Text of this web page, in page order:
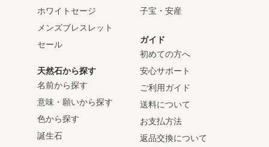
ホワイトセージ
メンズブレスレット
セール
子宝・安産
天然石から探す
名前から探す
意味・願いから探す
色から探す
誕生石
ガイド
初めての方へ
安心サポート
ご利用ガイド
送料について
お支払方法
返品交換について